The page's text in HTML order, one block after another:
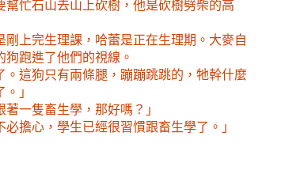
忙石山去山上砍樹，他是砍樹劈柴的高
上完生理課，哈蕾是正在生理期。大麥自
跑進了他們的視線。
。這狗只有兩條腿，蹦蹦跳跳的，牠幹什麼
」
一隻畜生學，那好嗎？」
擔心，學生已經很習慣跟畜生學了。」